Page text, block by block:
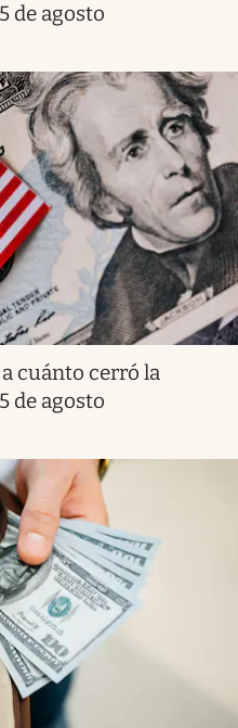
de agosto
cuánto cerró la
de agosto